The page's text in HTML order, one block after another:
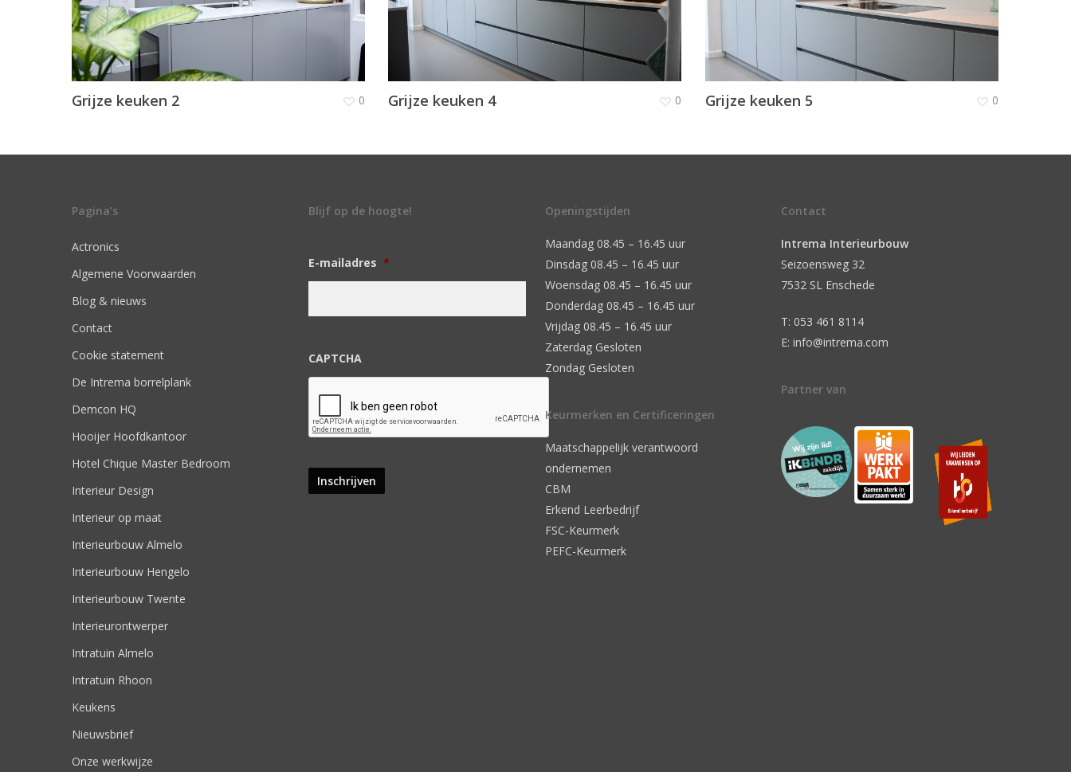
Grijze keuken 2 0 Grijze keuken 4 0 Grijze keuken 5 0
Pagina’s
Actronics
Algemene Voorwaarden
Blog & nieuws
Contact
Cookie statement
De Intrema borrelplank
Demcon HQ
Hooijer Hoofdkantoor
Hotel Chique Master Bedroom
Interieur Design
Interieur op maat
Interieurbouw Almelo
Interieurbouw Hengelo
Interieurbouw Twente
Interieurontwerper
Intratuin Almelo
Intratuin Rhoon
Keukens
Nieuwsbrief
Onze werkwijze
Blijf op de hoogte!
E-mailadres *
CAPTCHA
Openingstijden
Maandag 08.45 – 16.45 uur
Dinsdag 08.45 – 16.45 uur
Woensdag 08.45 – 16.45 uur
Donderdag 08.45 – 16.45 uur
Vrijdag 08.45 – 16.45 uur
Zaterdag Gesloten
Zondag Gesloten
Keurmerken en Certificeringen
Maatschappelijk verantwoord
ondernemen
CBM
Erkend Leerbedrijf
FSC-Keurmerk
PEFC-Keurmerk
Contact
Intrema Interieurbouw
Seizoensweg 32
7532 SL Enschede
T: 053 461 8114
E: info@intrema.com
Partner van